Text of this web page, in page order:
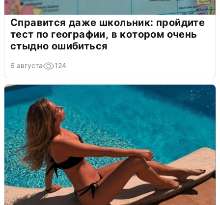
Справится даже школьник: пройдите
тест по географии, в котором очень
стыдно ошибиться
6 августа 124